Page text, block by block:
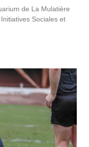
de La Mulatière
Sociales et